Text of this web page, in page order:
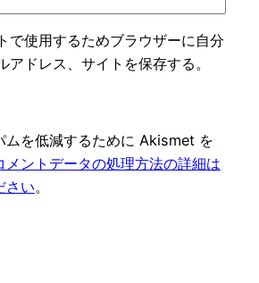
で使用するためブラウザーに自分
アドレス、サイトを保存する。
ムを低減するために Akismet を
メントデータの処理方法の詳細は
さい。